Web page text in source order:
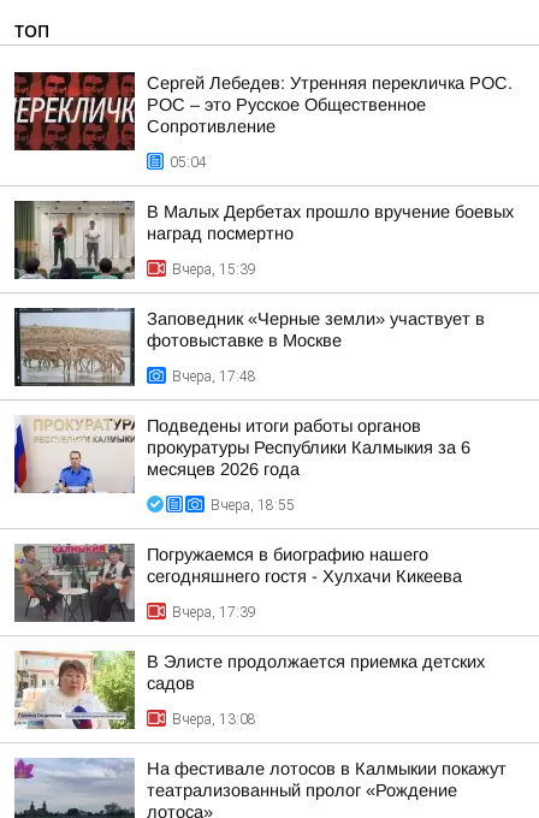
ТОП
Сергей Лебедев: Утренняя перекличка РОС.
РОС – это Русское Общественное
Сопротивление
05:04
В Малых Дербетах прошло вручение боевых
наград посмертно
Вчера, 15:39
Заповедник «Черные земли» участвует в
фотовыставке в Москве
Вчера, 17:48
Подведены итоги работы органов
прокуратуры Республики Калмыкия за 6
месяцев 2026 года
Вчера, 18:55
Погружаемся в биографию нашего
сегодняшнего гостя - Хулхачи Кикеева
Вчера, 17:39
В Элисте продолжается приемка детских
садов
Вчера, 13:08
На фестивале лотосов в Калмыкии покажут
театрализованный пролог «Рождение
лотоса»